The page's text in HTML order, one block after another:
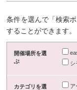
条件を選んで「検索
することができます。
開催場所を選
ぶ
シ
カテゴリを選
ア